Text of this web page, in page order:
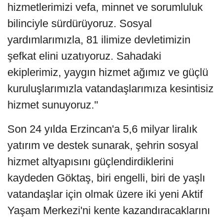
hizmetlerimizi vefa, minnet ve sorumluluk
bilinciyle sürdürüyoruz. Sosyal
yardımlarımızla, 81 ilimize devletimizin
şefkat elini uzatıyoruz. Sahadaki
ekiplerimiz, yaygın hizmet ağımız ve güçlü
kuruluşlarımızla vatandaşlarımıza kesintisiz
hizmet sunuyoruz."
Son 24 yılda Erzincan'a 5,6 milyar liralık
yatırım ve destek sunarak, şehrin sosyal
hizmet altyapısını güçlendirdiklerini
kaydeden Göktaş, biri engelli, biri de yaşlı
vatandaşlar için olmak üzere iki yeni Aktif
Yaşam Merkezi'ni kente kazandıracaklarını